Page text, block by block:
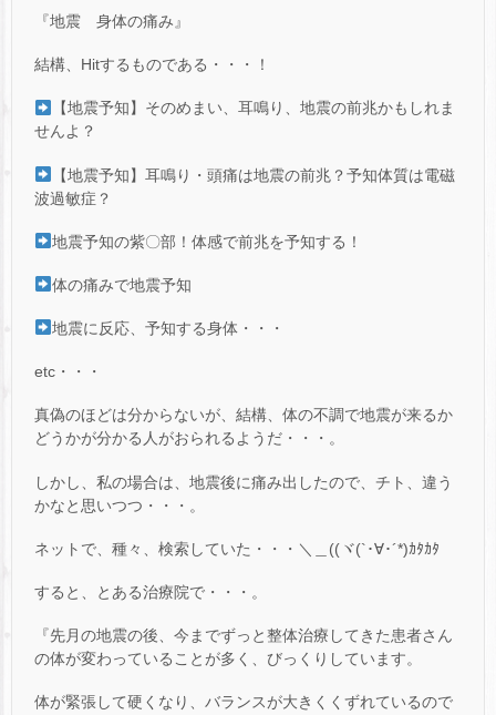
『地震 身体の痛み』
結構、Hitするものである・・・！
【地震予知】そのめまい、耳鳴り、地震の前兆かもしれま
せんよ？
【地震予知】耳鳴り・頭痛は地震の前兆？予知体質は電磁
波過敏症？
地震予知の紫〇部！体感で前兆を予知する！
体の痛みで地震予知
地震に反応、予知する身体・・・
etc・・・
真偽のほどは分からないが、結構、体の不調で地震が来るか
どうかが分かる人がおられるようだ・・・。
しかし、私の場合は、地震後に痛み出したので、チト、違う
かなと思いつつ・・・。
ネットで、種々、検索していた・・・＼＿((ヾ(`･∀･´*)ｶﾀｶﾀ
すると、とある治療院で・・・。
『先月の地震の後、今までずっと整体治療してきた患者さん
の体が変わっていることが多く、びっくりしています。
体が緊張して硬くなり、バランスが大きくくずれているので